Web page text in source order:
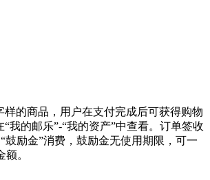
样的商品，用户在支付完成后可获得购物
“我的邮乐”-“我的资产”中查看。订单签收
鼓励金”消费，鼓励金无使用期限，可一
。